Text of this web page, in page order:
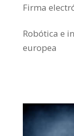
Firma
Robótica e
europea